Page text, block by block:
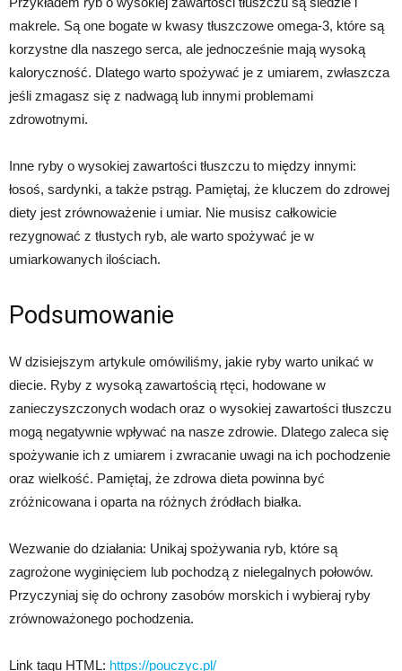
makrele. Są one bogate w kwasy tłuszczowe omega-3, które są
korzystne dla naszego serca, ale jednocześnie mają wysoką
kaloryczność. Dlatego warto spożywać je z umiarem, zwłaszcza
jeśli zmagasz się z nadwagą lub innymi problemami
zdrowotnymi.
Inne ryby o wysokiej zawartości tłuszczu to między innymi:
łosoś, sardynki, a także pstrąg. Pamiętaj, że kluczem do zdrowej
diety jest zrównoważenie i umiar. Nie musisz całkowicie
rezygnować z tłustych ryb, ale warto spożywać je w
umiarkowanych ilościach.
Podsumowanie
W dzisiejszym artykule omówiliśmy, jakie ryby warto unikać w
diecie. Ryby z wysoką zawartością rtęci, hodowane w
zanieczyszczonych wodach oraz o wysokiej zawartości tłuszczu
mogą negatywnie wpływać na nasze zdrowie. Dlatego zaleca się
spożywanie ich z umiarem i zwracanie uwagi na ich pochodzenie
oraz wielkość. Pamiętaj, że zdrowa dieta powinna być
zróżnicowana i oparta na różnych źródłach białka.
Wezwanie do działania: Unikaj spożywania ryb, które są
zagrożone wyginięciem lub pochodzą z nielegalnych połowów.
Przyczyniaj się do ochrony zasobów morskich i wybieraj ryby
zrównoważonego pochodzenia.
Link tagu HTML: https://pouczyc.pl/